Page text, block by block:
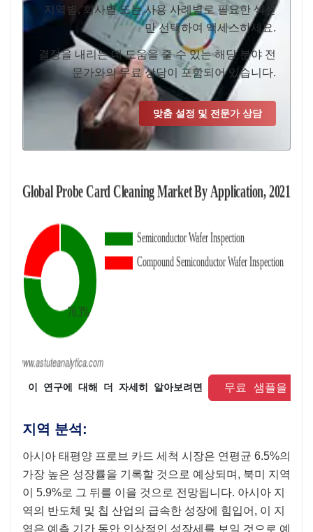
지역별, 회사별 또는 사용 사례별로 필요한 섹션
만 선택하여 액세스하세요.
결정을 내리는 데 도움을 줄 수 있는 해당 분야 전
문가와의 무료 상담이 포함되어 있습니다.
맞춤 설정 및 전문가 상담
이 연구에 대해 더 자세히 알아보려면 무료 샘플을 요
지역 분석:
아시아 태평양 프로브 카드 세척 시장은 연평균 6.5%의
가장 높은 성장률을 기록할 것으로 예상되며, 북미 지역
이 5.9%로 그 뒤를 이을 것으로 전망됩니다. 아시아 지
역의 반도체 및 칩 산업의 급속한 성장에 힘입어, 이 지
역은 예측 기간 동안 인상적인 성장세를 보일 것으로 예